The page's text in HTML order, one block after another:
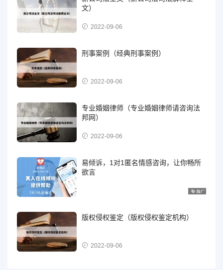
文）
2022-09-06
刑事案例（经典刑事案例）
2022-09-06
专业婚姻律师（专业婚姻律师请咨询法
邦网）
2022-09-06
易倾诉，1对1匿名情感咨询，让你畅所
欲言
版权侵权鉴定（版权侵权鉴定机构）
2022-09-06